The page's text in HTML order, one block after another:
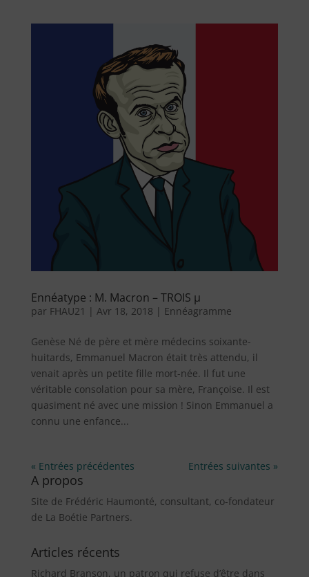
Ennéatype : M. Macron – TROIS µ
par FHAU21 | Avr 18, 2018 | Ennéagramme
Genèse Né de père et mère médecins soixante-
huitards, Emmanuel Macron était très attendu, il
venait après un petite fille mort-née. Il fut une
véritable consolation pour sa mère, Françoise. Il est
quasiment né avec une mission ! Sinon Emmanuel a
connu une enfance...
« Entrées précédentes Entrées suivantes »
A propos
Site de Frédéric Haumonté, consultant, co-fondateur
de La Boétie Partners.
Articles récents
Richard Branson, un patron qui refuse d’être dans